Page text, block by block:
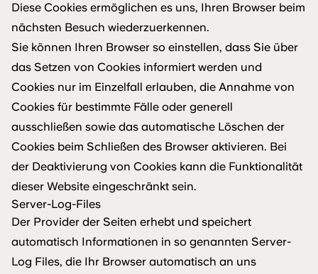
Diese Cookies ermöglichen es uns, Ihren Browser beim
nächsten Besuch wiederzuerkennen.
Sie können Ihren Browser so einstellen, dass Sie über
das Setzen von Cookies informiert werden und
Cookies nur im Einzelfall erlauben, die Annahme von
Cookies für bestimmte Fälle oder generell
ausschließen sowie das automatische Löschen der
Cookies beim Schließen des Browser aktivieren. Bei
der Deaktivierung von Cookies kann die Funktionalität
dieser Website eingeschränkt sein.
Server-Log-Files
Der Provider der Seiten erhebt und speichert
automatisch Informationen in so genannten Server-
Log Files, die Ihr Browser automatisch an uns